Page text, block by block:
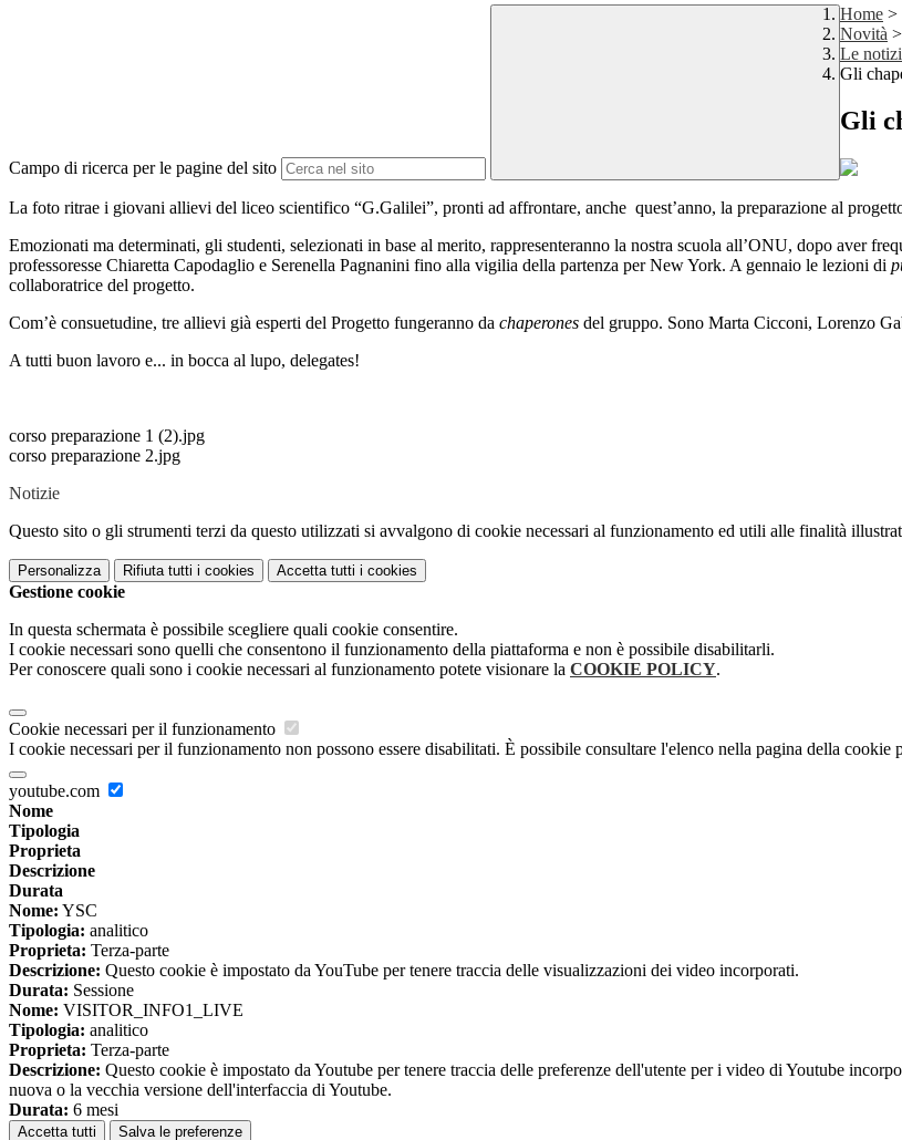
Campo di ricerca per le pagine del sito
Home >
Novità >
Le
Gli
Gli
La foto ritrae i giovani allievi del liceo scientifico “G.Galilei”, pronti ad affrontare, anche quest’anno, la preparazione al
Emozionati ma determinati, gli studenti, selezionati in base al merito, rappresenteranno la nostra scuola all’ONU, dopo aver
professoresse Chiaretta Capodaglio e Serenella Pagnanini fino alla vigilia della partenza per New York. A gennaio le lezioni di
collaboratrice del progetto.
Com’è consuetudine, tre allievi già esperti del Progetto fungeranno da chaperones del gruppo. Sono Marta Cicconi, Lorenzo
A tutti buon lavoro e... in bocca al lupo, delegates!
corso preparazione 1 (2).jpg
corso preparazione 2.jpg
Notizie
Questo sito o gli strumenti terzi da questo utilizzati si avvalgono di cookie necessari al funzionamento ed utili alle finalità
Personalizza Rifiuta tutti i cookies Accetta tutti i cookies
Gestione cookie
In questa schermata è possibile scegliere quali cookie consentire.
I cookie necessari sono quelli che consentono il funzionamento della piattaforma e non è possibile disabilitarli.
Per conoscere quali sono i cookie necessari al funzionamento potete visionare la COOKIE POLICY.
Cookie necessari per il funzionamento
I cookie necessari per il funzionamento non possono essere disabilitati. È possibile consultare l'elenco nella pagina della cookie
youtube.com
Nome
Tipologia
Proprieta
Descrizione
Durata
Nome: YSC
Tipologia: analitico
Proprieta: Terza-parte
Descrizione: Questo cookie è impostato da YouTube per tenere traccia delle visualizzazioni dei video incorporati.
Durata: Sessione
Nome: VISITOR_INFO1_LIVE
Tipologia: analitico
Proprieta: Terza-parte
Descrizione: Questo cookie è impostato da Youtube per tenere traccia delle preferenze dell'utente per i video di Youtube
nuova o la vecchia versione dell'interfaccia di Youtube.
Durata: 6 mesi
Accetta tutti Salva le preferenze